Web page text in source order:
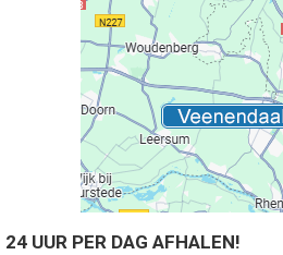
24 UUR PER DAG AFHALEN!